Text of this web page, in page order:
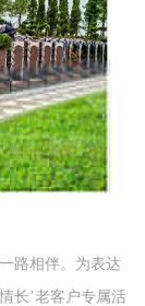
路相伴。为表达
长’老客户专属活